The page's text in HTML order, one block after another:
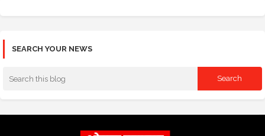
SEARCH YOUR NEWS